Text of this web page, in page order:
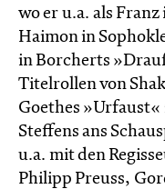
wo er u.a. als
Haimon in
in Borcherts
Titelrollen von
Goethes »Urfaust«
Steffens ans
u.a. mit den
Philipp Preuss,